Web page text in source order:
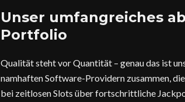
Unser umfangreiches
Portfolio
Qualität steht vor Quantität – genau das ist
namhaften Software-Providern zusammen,
bei zeitlosen Slots über fortschrittliche